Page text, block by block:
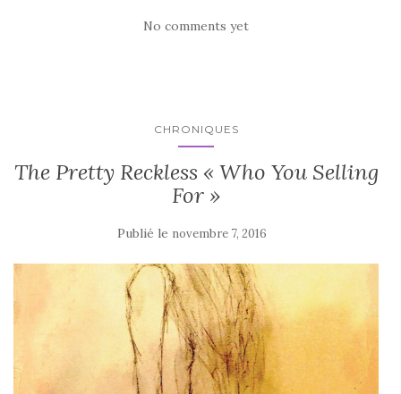
No comments yet
CHRONIQUES
The Pretty Reckless « Who You Selling
For »
Publié le novembre 7, 2016